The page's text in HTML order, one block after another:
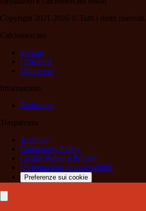
Copyright 2021-2026 © Tutti i diritti riservati.
Calciomercato
Scenari
Ufficialità
Ultima ora
Informazioni
Redazione
Trasparenza
Archivio
Community Policy
Cookie Policy e Privacy
Dichiarazione di accessibilità
Preferenze sui cookie